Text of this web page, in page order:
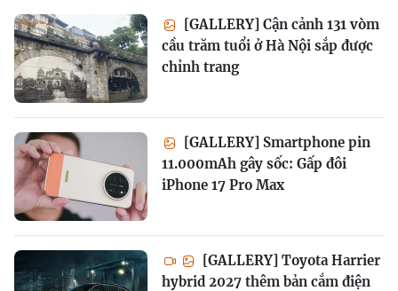
[GALLERY] Cận cảnh 131 vòm
cầu trăm tuổi ở Hà Nội sắp được
chỉnh trang
[GALLERY] Smartphone pin
11.000mAh gây sốc: Gấp đôi
iPhone 17 Pro Max
[GALLERY] Toyota Harrier
hybrid 2027 thêm bản cắm điện